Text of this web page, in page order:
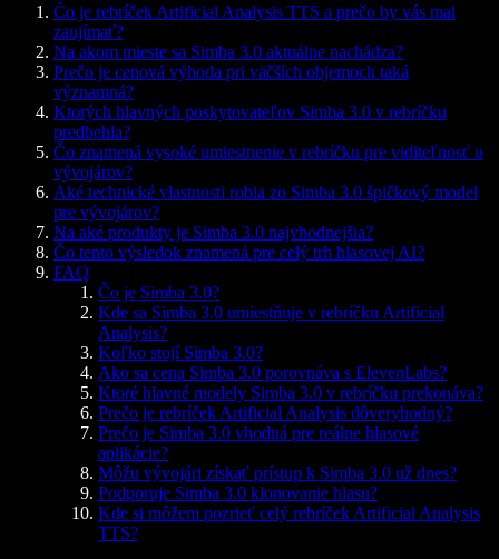
Čo je rebríček Artificial Analysis TTS a prečo by vás mal
zaujímať?
Na akom mieste sa Simba 3.0 aktuálne nachádza?
Prečo je cenová výhoda pri väčších objemoch taká
významná?
Ktorých hlavných poskytovateľov Simba 3.0 v rebríčku
predbehla?
Čo znamená vysoké umiestnenie v rebríčku pre viditeľnosť u
vývojárov?
Aké technické vlastnosti robia zo Simba 3.0 špičkový model
pre vývojárov?
Na aké produkty je Simba 3.0 najvhodnejšia?
Čo tento výsledok znamená pre celý trh hlasovej AI?
FAQ
Čo je Simba 3.0?
Kde sa Simba 3.0 umiestňuje v rebríčku Artificial
Analysis?
Koľko stojí Simba 3.0?
Ako sa cena Simba 3.0 porovnáva s ElevenLabs?
Ktoré hlavné modely Simba 3.0 v rebríčku prekonáva?
Prečo je rebríček Artificial Analysis dôveryhodný?
Prečo je Simba 3.0 vhodná pre reálne hlasové
aplikácie?
Môžu vývojári získať prístup k Simba 3.0 už dnes?
Podporuje Simba 3.0 klonovanie hlasu?
Kde si môžem pozrieť celý rebríček Artificial Analysis
TTS?